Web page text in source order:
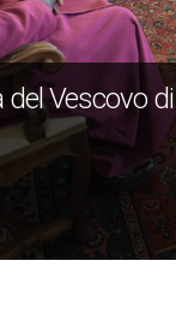
Vescovo